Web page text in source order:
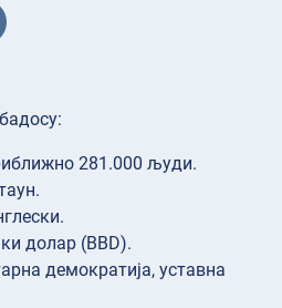
281.000 људи.
долар (BBD).
демократија, уставна